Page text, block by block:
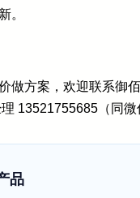
。
做方案，欢迎联系御
13521755685（同微
品